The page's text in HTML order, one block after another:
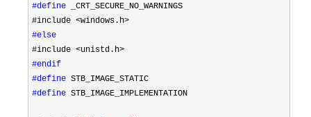
#define _CRT_SECURE_NO_WARNINGS
#include
#else
#include
#endif
#define
#define STB_IMAGE_IMPLEMENTATION